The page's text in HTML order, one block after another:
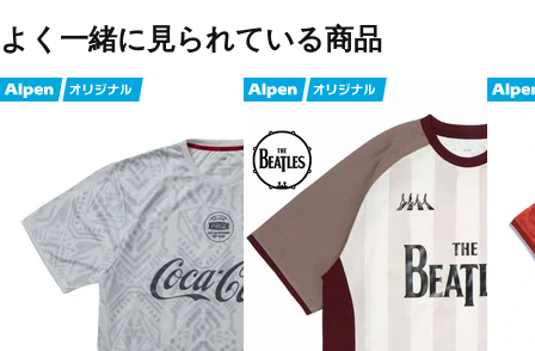
よく一緒に見られている商品